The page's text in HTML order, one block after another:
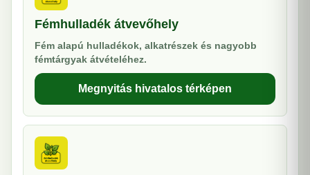
Fémhulladék átvevőhely
Fém alapú hulladékok, alkatrészek és nagyobb
fémtárgyak átvételéhez.
Megnyitás hivatalos térképen